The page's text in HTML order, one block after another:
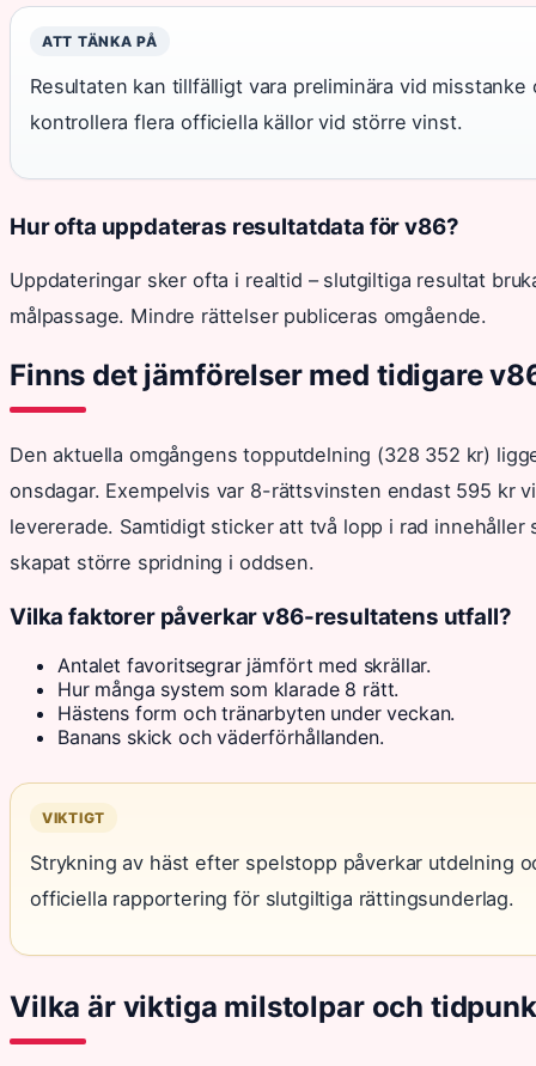
ATT TÄNKA PÅ
Resultaten kan tillfälligt vara preliminära vid
kontrollera flera officiella källor vid större vinst.
Hur ofta uppdateras resultatdata för v86?
Uppdateringar sker ofta i realtid – slutgiltiga resultat
målpassage. Mindre rättelser publiceras omgående.
Finns det jämförelser med tidigare
Den aktuella omgångens topputdelning (328 352 kr)
onsdagar. Exempelvis var 8-rättsvinsten endast 595 kr
levererade. Samtidigt sticker att två lopp i rad
skapat större spridning i oddsen.
Vilka faktorer påverkar v86-resultatens utfall?
Antalet favoritsegrar jämfört med skrällar.
Hur många system som klarade 8 rätt.
Hästens form och tränarbyten under veckan.
Banans skick och väderförhållanden.
VIKTIGT
Strykning av häst efter spelstopp påverkar utdelning
officiella rapportering för slutgiltiga rättingsunderlag.
Vilka är viktiga milstolpar och